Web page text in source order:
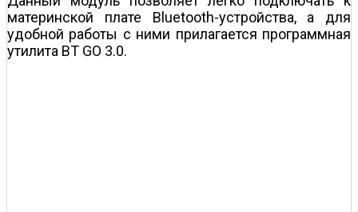
материнской плате Bluetooth-устройства, а для
удобной работы с ними прилагается программная
утилита BT GO 3.0.